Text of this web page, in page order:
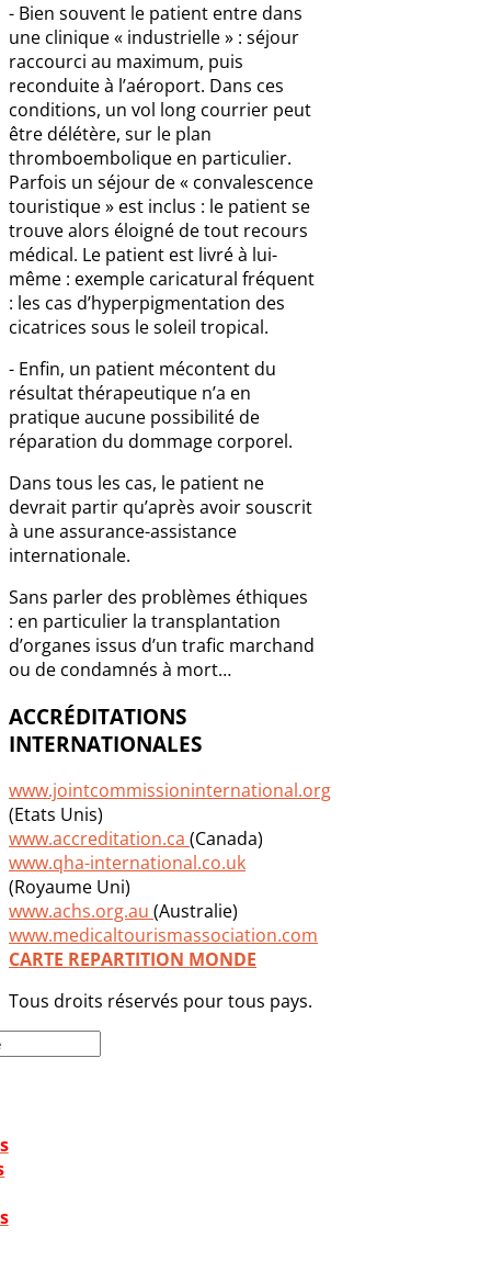
- Bien souvent le patient entre dans
une clinique « industrielle » : séjour
raccourci au maximum, puis
reconduite à l’aéroport. Dans ces
conditions, un vol long courrier peut
être délétère, sur le plan
thromboembolique en particulier.
Parfois un séjour de « convalescence
touristique » est inclus : le patient se
trouve alors éloigné de tout recours
médical. Le patient est livré à lui-
même : exemple caricatural fréquent
: les cas d’hyperpigmentation des
cicatrices sous le soleil tropical.
- Enfin, un patient mécontent du
résultat thérapeutique n’a en
pratique aucune possibilité de
réparation du dommage corporel.
Dans tous les cas, le patient ne
devrait partir qu’après avoir souscrit
à une assurance-assistance
internationale.
Sans parler des problèmes éthiques
: en particulier la transplantation
d’organes issus d’un trafic marchand
ou de condamnés à mort…
ACCRÉDITATIONS
INTERNATIONALES
www.jointcommissioninternational.org
(Etats Unis)
www.accreditation.ca (Canada)
www.qha-international.co.uk
(Royaume Uni)
www.achs.org.au (Australie)
www.medicaltourismassociation.com
CARTE REPARTITION MONDE
Tous droits réservés pour tous pays.